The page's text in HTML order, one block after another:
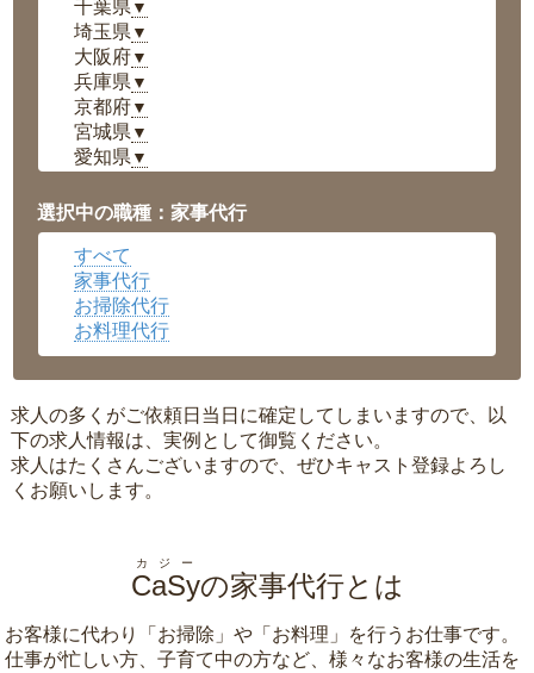
千葉県 ▼
埼玉県 ▼
大阪府▼
兵庫県 ▼
京都府▼
宮城県 ▼
愛知県 ▼
岡山県▼
広島県▼
沖縄県
選択中の職種：家事代行
すべて
家事代行
お掃除代行
お料理代行
求人の多くがご依頼日当日に確定してしまいますので、以
下の求人情報は、実例として御覧ください。
求人はたくさんございますので、ぜひキャスト登録よろし
くお願いします。
CaSy
カジー
の家事代行とは
お客様に代わり「 お掃除 」や「 お料理 」を行うお仕事です。
仕事が忙しい方、子育て中の方など、様々なお客様の生活を